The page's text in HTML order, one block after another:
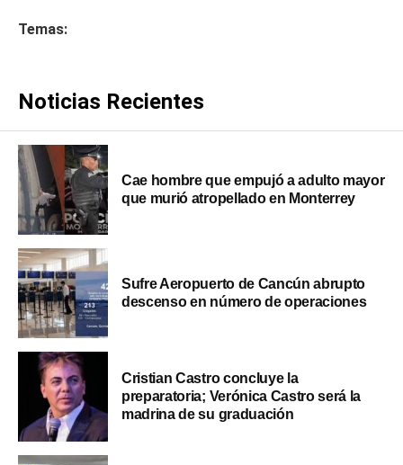
Temas:
Noticias Recientes
Cae hombre que empujó a adulto mayor
que murió atropellado en Monterrey
Sufre Aeropuerto de Cancún abrupto
descenso en número de operaciones
Cristian Castro concluye la
preparatoria; Verónica Castro será la
madrina de su graduación